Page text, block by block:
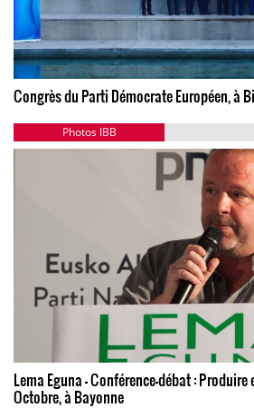
Congrès du Parti Démocrate Européen, à
Photos IBB
Lema Eguna - Conférence-débat :
Octobre, à Bayonne